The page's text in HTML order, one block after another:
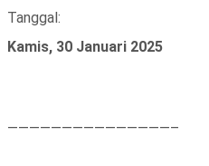
Tanggal:
Kamis, 30 Januari 2025
———————————————–